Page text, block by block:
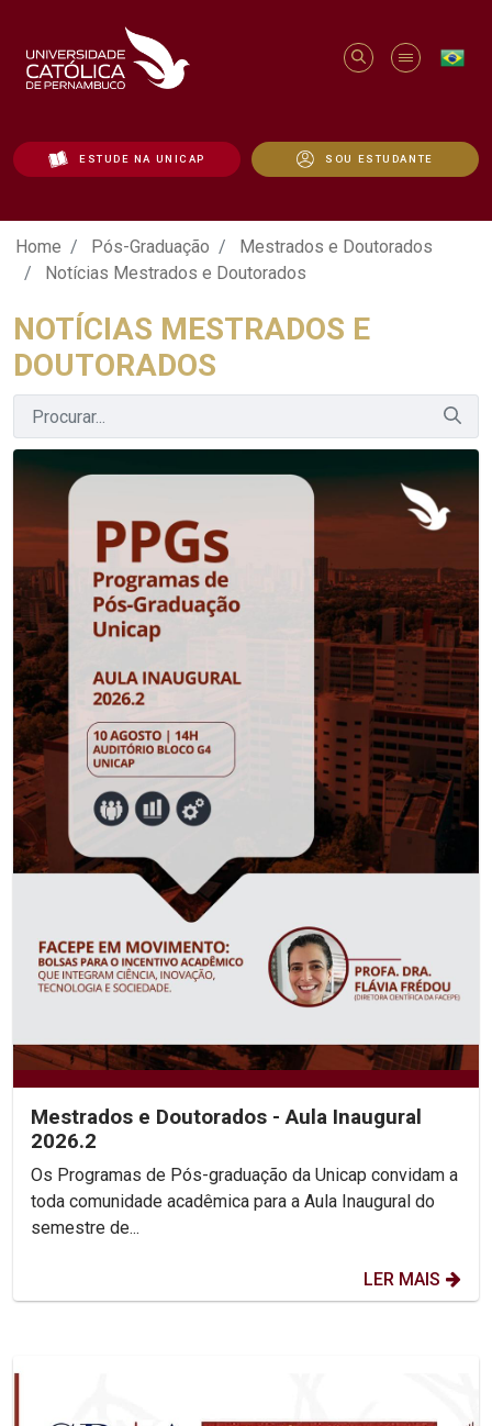
ESTUDE NA UNICAP SOU ESTUDANTE
Notícias Mestrados e Doutorados -
Home Pós-Graduação
Mestrados e Doutorados
Notícias Mestrados e Doutorados
NOTÍCIAS MESTRADOS E
DOUTORADOS
Mestrados e Doutorados - Aula Inaugural
2026.2
Os Programas de Pós-graduação da Unicap convidam a
toda comunidade acadêmica para a Aula Inaugural do
semestre de...
LER MAIS